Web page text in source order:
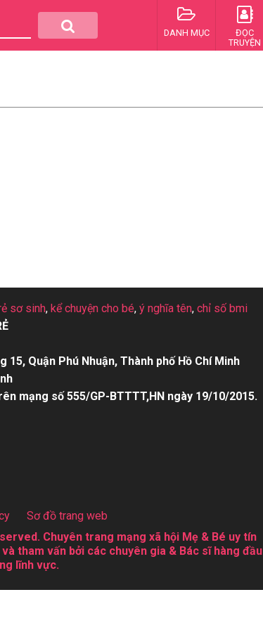
DANH MỤC
ĐỌC
TRUYỆN
sơ sinh, kể chuyện cho bé, ý nghĩa tên, chỉ số bmi
Quận Phú Nhuận, Thành phố Hồ Chí Minh
mạng số 555/GP-BTTTT,HN ngày 19/10/2015.
Sơ đồ trang web
Chuyên trang mạng xã hội Mẹ & Bé uy tín
tham vấn bởi các chuyên gia & Bác sĩ hàng đầu
lĩnh vực.